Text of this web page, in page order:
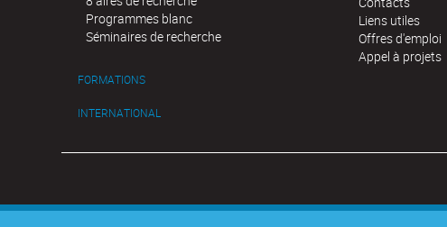
Programmes blanc
Séminaires de recherche
FORMATIONS
INTERNATIONAL
Liens utiles
Offres d'emploi
Appel à projets